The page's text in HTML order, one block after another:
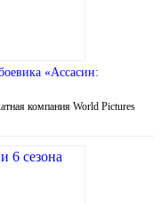
«Ассасин:
компания World Pictures